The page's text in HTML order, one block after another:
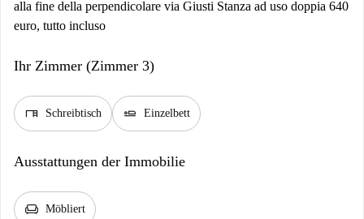
alla fine della perpendicolare via Giusti Stanza ad uso doppia 640
euro, tutto incluso
Ihr Zimmer (Zimmer 3)
desk Schreibtisch airline_seat_flat Einzelbett
Ausstattungen der Immobilie
chair Möbliert